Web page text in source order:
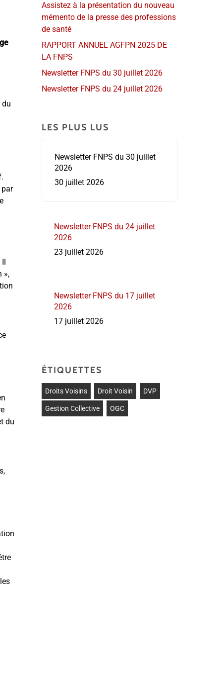
du
Il
»,
du
Assistez à la présentation du nouveau
mémento de la presse des professions
de santé
RAPPORT ANNUEL AGFPN 2025 DE
LA FNPS
Newsletter FNPS du 30 juillet 2026
Newsletter FNPS du 24 juillet 2026
LES PLUS LUS
Newsletter FNPS du 30 juillet
2026
30 juillet 2026
Newsletter FNPS du 24 juillet
2026
23 juillet 2026
Newsletter FNPS du 17 juillet
2026
17 juillet 2026
ÉTIQUETTES
Droits Voisins Droit Voisin DVP
Gestion Collective OGC